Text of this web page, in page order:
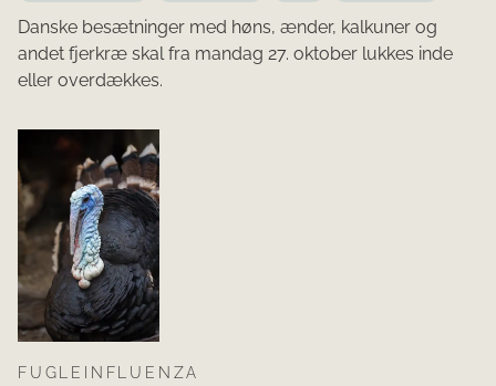
Danske besætninger med høns, ænder, kalkuner og
andet fjerkræ skal fra mandag 27. oktober lukkes inde
eller overdækkes.
FUGLEINFLUENZA